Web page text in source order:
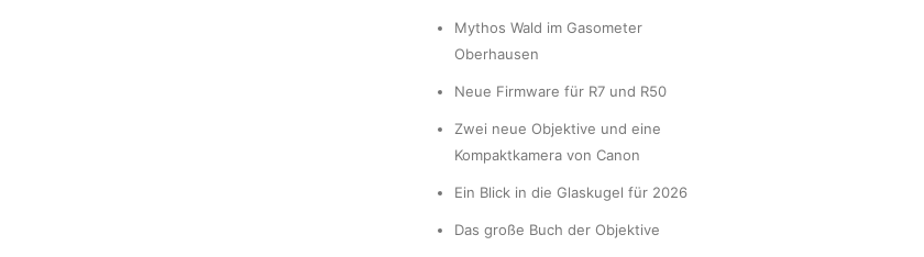
Mythos Wald im Gasometer
Oberhausen
Neue Firmware für R7 und R50
Zwei neue Objektive und eine
Kompaktkamera von Canon
Ein Blick in die Glaskugel für 2026
Das große Buch der Objektive